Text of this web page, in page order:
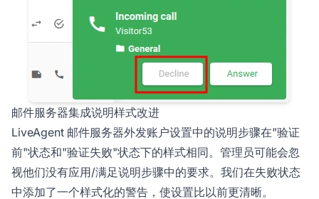
邮件服务器集成说明样式改进
LiveAgent 邮件服务器外发账户设置中的说明步骤在"验证
前"状态和"验证失败"状态下的样式相同。管理员可能会忽
视他们没有应用/满足说明步骤中的要求。我们在失败状态
中添加了一个样式化的警告，使设置比以前更清晰。